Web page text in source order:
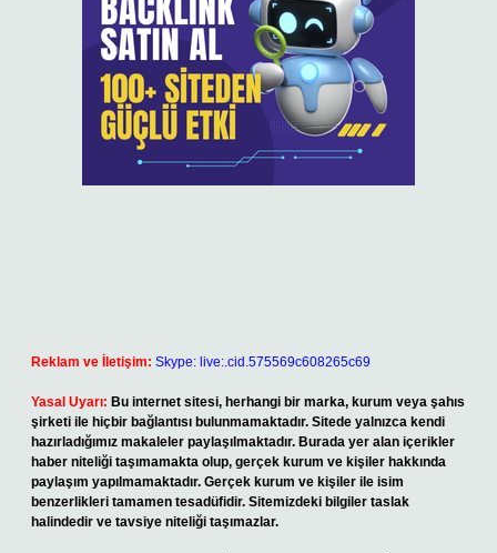
Reklam ve İletişim: Skype: live:.cid.575569c608265c69
Yasal Uyarı: Bu internet sitesi, herhangi bir marka, kurum veya şahıs
şirketi ile hiçbir bağlantısı bulunmamaktadır. Sitede yalnızca kendi
hazırladığımız makaleler paylaşılmaktadır. Burada yer alan içerikler
haber niteliği taşımamakta olup, gerçek kurum ve kişiler hakkında
paylaşım yapılmamaktadır. Gerçek kurum ve kişiler ile isim
benzerlikleri tamamen tesadüfidir. Sitemizdeki bilgiler taslak
halindedir ve tavsiye niteliği taşımazlar.